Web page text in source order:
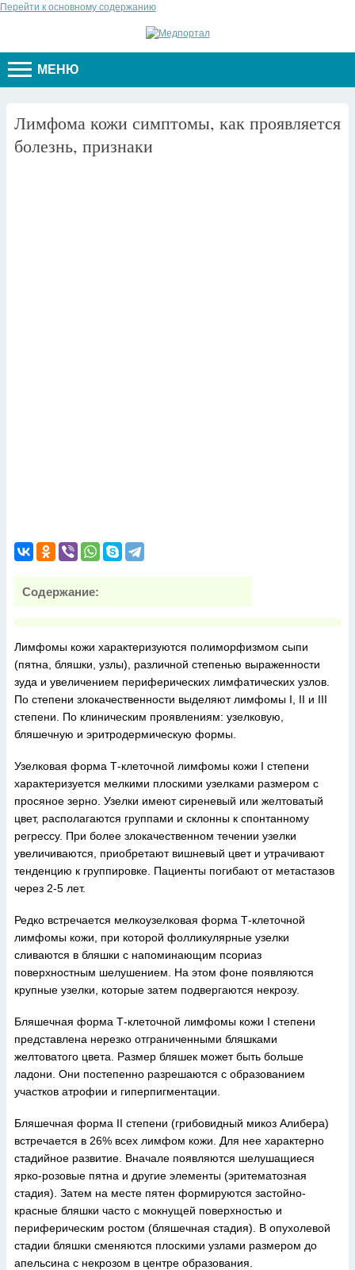
Перейти к основному содержанию
МЕНЮ
Лимфома кожи симптомы, как проявляется
болезнь, признаки
Содержание:
Лимфомы кожи характеризуются полиморфизмом сыпи
(пятна, бляшки, узлы), различной степенью выраженности
зуда и увеличением периферических лимфатических узлов.
По степени злокачественности выделяют лимфомы I, II и III
степени. По клиническим проявлениям: узелковую,
бляшечную и эритродермическую формы.
Узелковая форма Т-клеточной лимфомы кожи I степени
характеризуется мелкими плоскими узелками размером с
просяное зерно. Узелки имеют сиреневый или желтоватый
цвет, располагаются группами и склонны к спонтанному
регрессу. При более злокачественном течении узелки
увеличиваются, приобретают вишневый цвет и утрачивают
тенденцию к группировке. Пациенты погибают от метастазов
через 2-5 лет.
Редко встречается мелкоузелковая форма Т-клеточной
лимфомы кожи, при которой фолликулярные узелки
сливаются в бляшки с напоминающим псориаз
поверхностным шелушением. На этом фоне появляются
крупные узелки, которые затем подвергаются некрозу.
Бляшечная форма Т-клеточной лимфомы кожи I степени
представлена нерезко отграниченными бляшками
желтоватого цвета. Размер бляшек может быть больше
ладони. Они постепенно разрешаются с образованием
участков атрофии и гиперпигментации.
Бляшечная форма II степени (грибовидный микоз Алибера)
встречается в 26% всех лимфом кожи. Для нее характерно
стадийное развитие. Вначале появляются шелушащиеся
ярко-розовые пятна и другие элементы (эритематозная
стадия). Затем на месте пятен формируются застойно-
красные бляшки часто с мокнущей поверхностью и
периферическим ростом (бляшечная стадия). В опухолевой
стадии бляшки сменяются плоскими узлами размером до
апельсина с некрозом в центре образования.